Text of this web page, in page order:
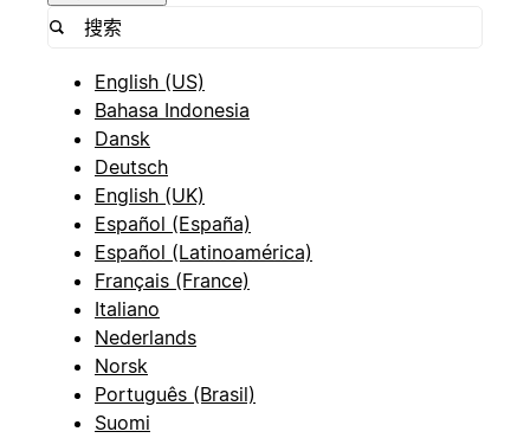
English (US)
Bahasa Indonesia
Dansk
Deutsch
English (UK)
Español (España)
Español (Latinoamérica)
Français (France)
Italiano
Nederlands
Norsk
Português (Brasil)
Suomi